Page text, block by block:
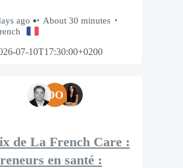
ago
About 30 minutes
07-10T17:30:00+0200
DO
de La French Care :
en santé :